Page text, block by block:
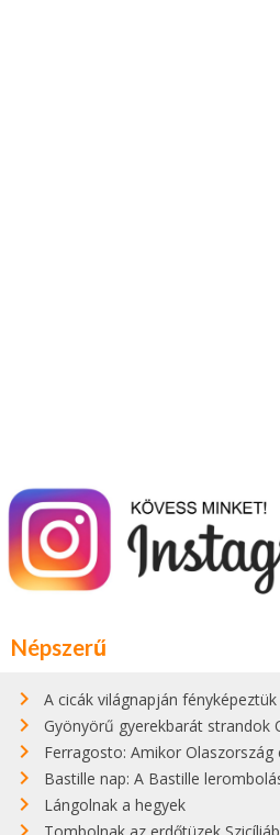
Népszerű
A cicák világnapján fényképeztük ezt a
Gyönyörű gyerekbarát strandok
Ferragosto: Amikor Olaszország
Bastille nap: A Bastille lerombolása az
Lángolnak a hegyek